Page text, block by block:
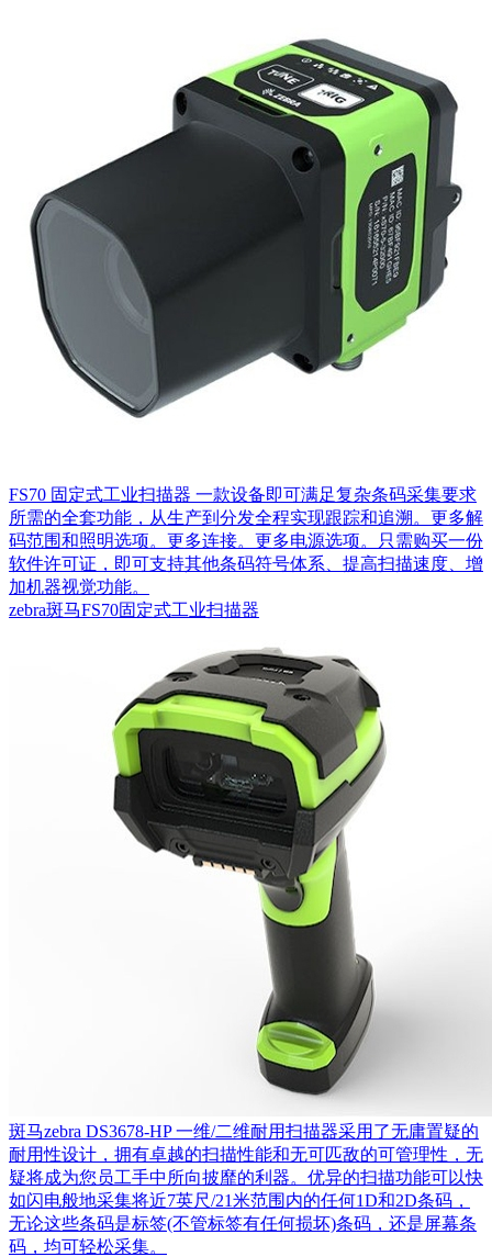
FS70 固定式工业扫描器 一款设备即可满足复杂条码采集要求
所需的全套功能，从生产到分发全程实现跟踪和追溯。更多解
码范围和照明选项。更多连接。更多电源选项。只需购买一份
软件许可证，即可支持其他条码符号体系、提高扫描速度、增
加机器视觉功能。
zebra斑马FS70固定式工业扫描器
斑马zebra DS3678-HP 一维/二维耐用扫描器采用了无庸置疑的
耐用性设计，拥有卓越的扫描性能和无可匹敌的可管理性，无
疑将成为您员工手中所向披靡的利器。优异的扫描功能可以快
如闪电般地采集将近7英尺/21米范围内的任何1D和2D条码，
无论这些条码是标签(不管标签有任何损坏)条码，还是屏幕条
码，均可轻松采集。